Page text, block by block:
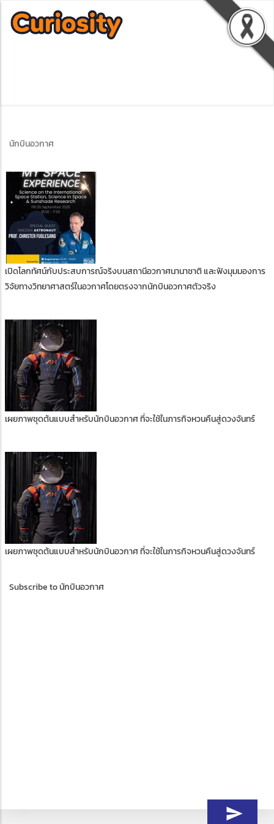
นักบินอวกาศ
เปิดโลกทัศน์กับประสบการณ์จริงบนสถานีอวกาศนานาชาติ และฟังมุมมองการ
วิจัยทางวิทยาศาสตร์ในอวกาศโดยตรงจากนักบินอวกาศตัวจริง
เผยภาพชุดต้นแบบสำหรับนักบินอวกาศ ที่จะใช้ในภารกิจหวนคืนสู่ดวงจันทร์
เผยภาพชุดต้นแบบสำหรับนักบินอวกาศ ที่จะใช้ในภารกิจหวนคืนสู่ดวงจันทร์
Subscribe to นักบินอวกาศ